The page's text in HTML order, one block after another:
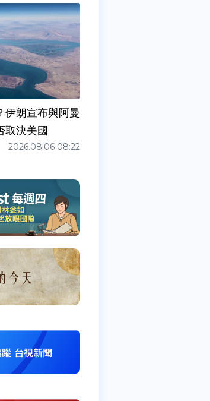
伊朗宣布與阿曼
取決美國
2026.08.06 08:22